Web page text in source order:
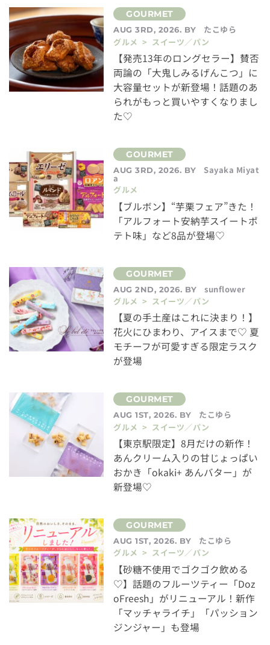
AUG 3RD, 2026. BY
たこゆら
グルメ > スイーツ／パン
【発売13年のロングセラー】賛否
両論の「大鬼しみるげんこつ」に
大容量セットが新登場！話題のあ
られがもっと買いやすくなりまし
た♡
AUG 3RD, 2026. BY Sayaka Miyat
a
グルメ
【ブルボン】“芋栗フェア”きた！
「アルフォート安納芋スイートポ
テト味」など8品が登場♡
AUG 2ND, 2026. BY
sunflower
グルメ > スイーツ／パン
【夏の手土産はこれに決まり！】
花火にひまわり、アイスまで♡ 夏
モチーフが可愛すぎる限定ラスク
が登場
AUG 1ST, 2026. BY
たこゆら
グルメ > スイーツ／パン
【東京駅限定】8月だけの新作！
あんクリーム入りの甘じょっぱい
おかき「okaki+ あんバター」が
新登場♡
AUG 1ST, 2026. BY
たこゆら
グルメ > スイーツ／パン
【砂糖不使用でゴクゴク飲める
♡】話題のフルーツティー「Doz
oFreesh」がリニューアル！新作
「マッチャライチ」「パッション
ジンジャー」も登場